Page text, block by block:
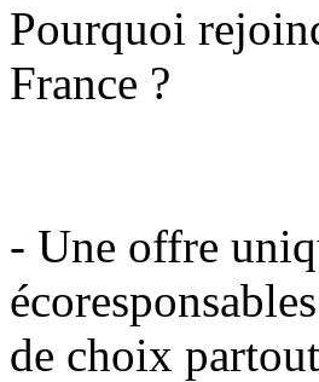
Pourquoi
France ?
- Une offre
de choix